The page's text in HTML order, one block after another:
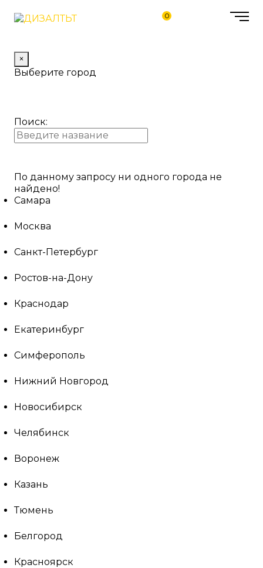
0
×
Выберите город
Поиск:
По данному запросу ни одного города не
найдено!
Самара
Москва
Санкт-Петербург
Ростов-на-Дону
Краснодар
Екатеринбург
Симферополь
Нижний Новгород
Новосибирск
Челябинск
Воронеж
Казань
Тюмень
Белгород
Красноярск